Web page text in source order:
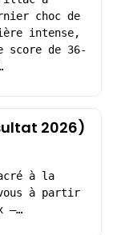
choc de
intense,
score de 36-
2026)
à la
à partir
–…